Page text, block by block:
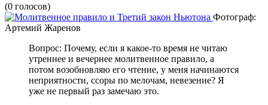
(0 голосов)
Фотограф:
Артемий Жаренов
Вопрос: Почему, если я какое-то время не читаю
утреннее и вечернее молитвенное правило, а
потом возобновляю его чтение, у меня начинаются
неприятности, ссоры по мелочам, невезение? Я
уже не первый раз замечаю это.